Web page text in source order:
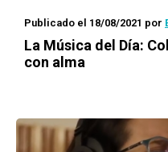
Publicado el 18/08/2021 por
La Música del Día:
con alma